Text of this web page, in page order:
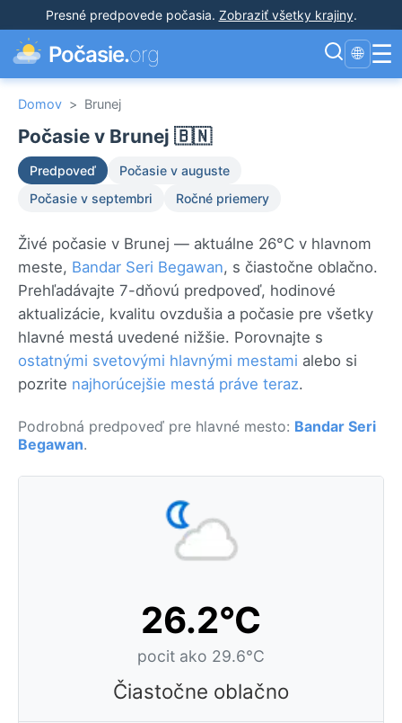
Presné predpovede počasia. Zobraziť všetky krajiny.
Počasie.org 🌐 ☰
Domov > Brunej
Počasie v Brunej 🇧🇳
Predpoveď
Počasie v auguste
Počasie v septembri
Ročné priemery
Živé počasie v Brunej — aktuálne 26°C v hlavnom
meste, Bandar Seri Begawan, s čiastočne oblačno.
Prehľadávajte 7-dňovú predpoveď, hodinové
aktualizácie, kvalitu ovzdušia a počasie pre všetky
hlavné mestá uvedené nižšie. Porovnajte s
ostatnými svetovými hlavnými mestami alebo si
pozrite najhorúcejšie mestá práve teraz.
Podrobná predpoveď pre hlavné mesto: Bandar Seri
Begawan.
26.2°C
pocit ako 29.6°C
Čiastočne oblačno